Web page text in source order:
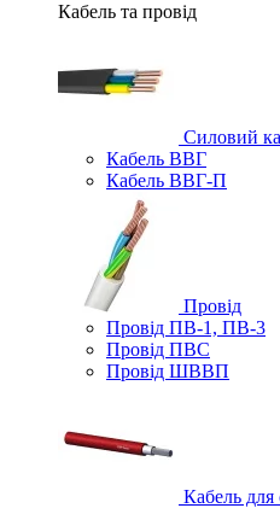
Кабель та провід
Силовий
Кабель ВВГ
Кабель ВВГ-П
Провід
Провід ПВ-1, ПВ-3
Провід ПВС
Провід ШВВП
Кабель для